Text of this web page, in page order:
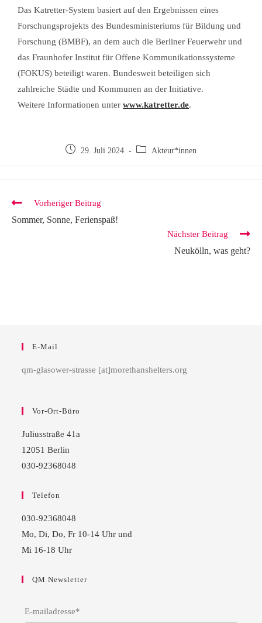
Das Katretter-System basiert auf den Ergebnissen eines
Forschungsprojekts des Bundesministeriums für Bildung und
Forschung (BMBF), an dem auch die Berliner Feuerwehr und
das Fraunhofer Institut für Offene Kommunikationssysteme
(FOKUS) beteiligt waren. Bundesweit beteiligen sich
zahlreiche Städte und Kommunen an der Initiative.
Weitere Informationen unter www.katretter.de.
29. Juli 2024 Akteur*innen
Vorheriger Beitrag
Sommer, Sonne, Ferienspaß!
Nächster Beitrag
Neukölln, was geht?
E-Mail
qm-glasower-strasse [at]morethanshelters.org
Vor-Ort-Büro
Juliusstraße 41a
12051 Berlin
030-92368048
Telefon
030-92368048
Mo, Di, Do, Fr 10-14 Uhr und
Mi 16-18 Uhr
QM Newsletter
E-mailadresse*